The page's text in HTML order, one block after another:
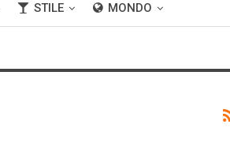
STILE MONDO